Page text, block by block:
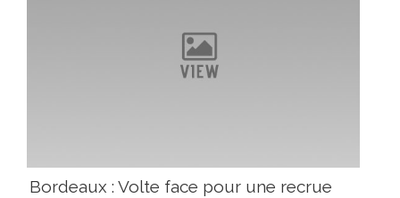
Bordeaux : Volte face pour une recrue